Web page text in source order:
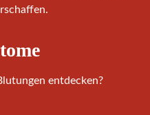
entdecken?